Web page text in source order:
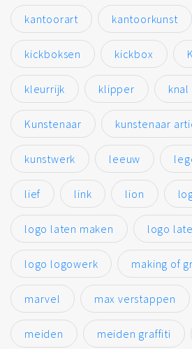
kantoorart kantoorkunst
kickboksen kickbox
kleurrijk klipper knal
Kunstenaar kunstenaar
kunstwerk leeuw
lief link lion
logo laten maken logo
logo logowerk making of
marvel max verstappen
meiden meiden graffiti